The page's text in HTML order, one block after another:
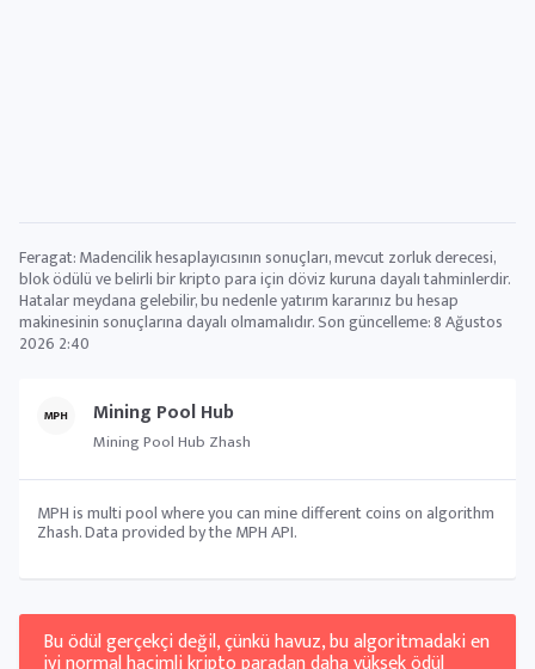
Mining Pool Hub
Mining Pool Hub Zhash
MPH is multi pool where you can mine different coins on algorithm
Zhash. Data provided by the MPH API.
Bu ödül gerçekçi değil, çünkü havuz, bu algoritmadaki en
Feragat: Madencilik hesaplayıcısının sonuçları, mevcut zorluk derecesi,
blok ödülü ve belirli bir kripto para için döviz kuruna dayalı tahminlerdir.
Hatalar meydana gelebilir, bu nedenle yatırım kararınız bu hesap
makinesinin sonuçlarına dayalı olmamalıdır. Son güncelleme:8 Ağustos
2026 2:40